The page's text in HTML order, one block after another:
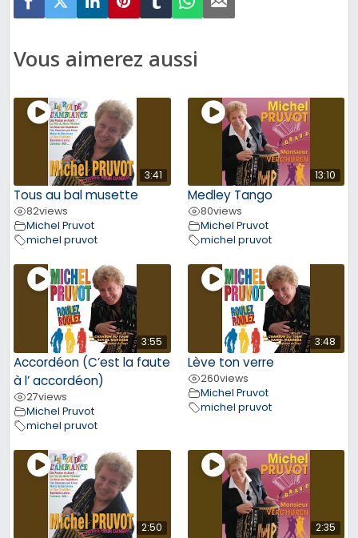
Vous aimerez aussi
3:41
Tous au bal musette
82views
Michel Pruvot
michel pruvot
13:10
Medley Tango
80views
Michel Pruvot
michel pruvot
3:55
Accordéon (C’est la faute
à l’ accordéon)
27views
Michel Pruvot
michel pruvot
3:48
Lève ton verre
260views
Michel Pruvot
michel pruvot
2:50 2:35